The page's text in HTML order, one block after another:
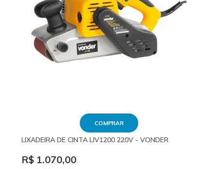
COMPRAR
LIXADEIRA DE CINTA LIV1200 220V - VONDER
R$ 1.070,00